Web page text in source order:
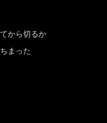
から切るか
まった